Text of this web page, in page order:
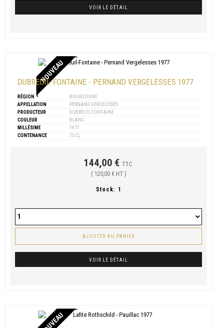
VOIR LE DÉTAIL
NOUVEAU
DUBREUIL-FONTAINE - PERNAND VERGELESSES 1977
RÉGION
BOURGOGNE
APPELLATION
PERNAND VERGELESSES
PRODUCTEUR
DUBREUIL FONTAINE
COULEUR
BLANC
MILLÉSIME
1977
CONTENANCE
75 CL
144,00 € TTC
( 120,00 € HT )
Stock: 1
AJOUTER AU PANIER
VOIR LE DÉTAIL